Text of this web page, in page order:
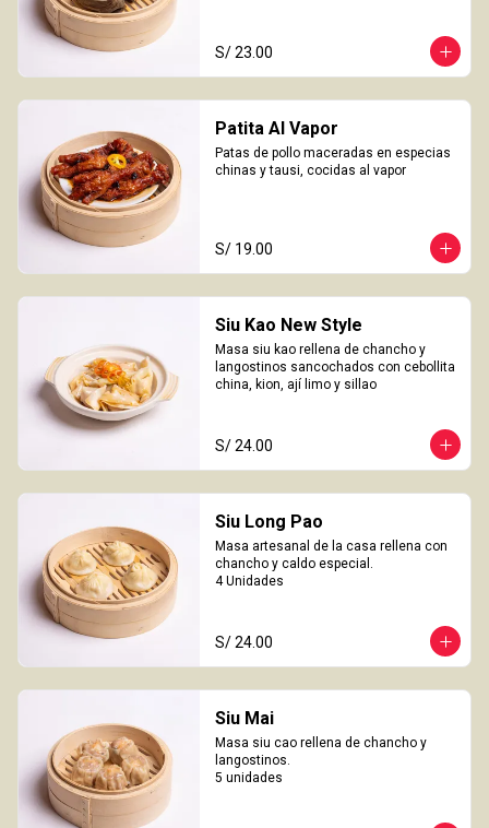
S/ 23.00
Patita Al Vapor
Patas de pollo maceradas en especias
chinas y tausi, cocidas al vapor
S/ 19.00
Siu Kao New Style
Masa siu kao rellena de chancho y
langostinos sancochados con cebollita
china, kion, ají limo y sillao
S/ 24.00
Siu Long Pao
Masa artesanal de la casa rellena con
chancho y caldo especial.
4 Unidades
S/ 24.00
Siu Mai
Masa siu cao rellena de chancho y
langostinos.
5 unidades